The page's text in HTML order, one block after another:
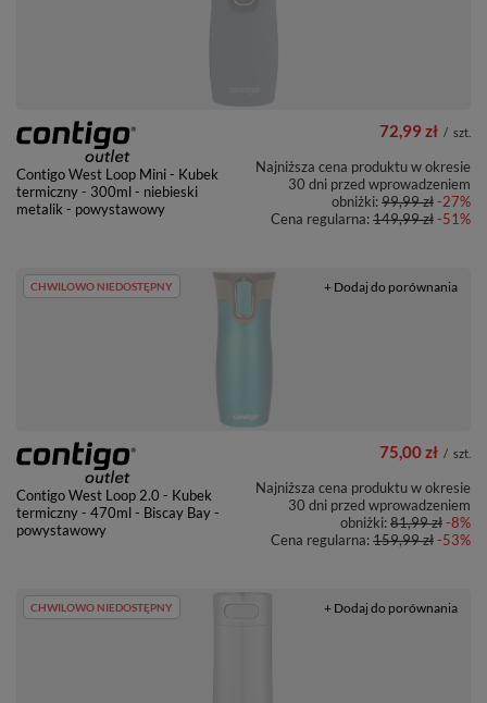
Contigo West Loop Mini - Kubek
termiczny - 300ml - niebieski
metalik - powystawowy
72,99 zł / szt.
Najniższa cena produktu w okresie
30 dni przed wprowadzeniem
obniżki:99,99 zł-27%
Cena regularna:149,99 zł-51%
CHWILOWO NIEDOSTĘPNY
Contigo West Loop 2.0 - Kubek
termiczny - 470ml - Biscay Bay -
powystawowy
75,00 zł / szt.
Najniższa cena produktu w okresie
30 dni przed wprowadzeniem
obniżki:81,99 zł-8%
Cena regularna:159,99 zł-53%
+ Dodaj do porównania
CHWILOWO NIEDOSTĘPNY + Dodaj do porównania